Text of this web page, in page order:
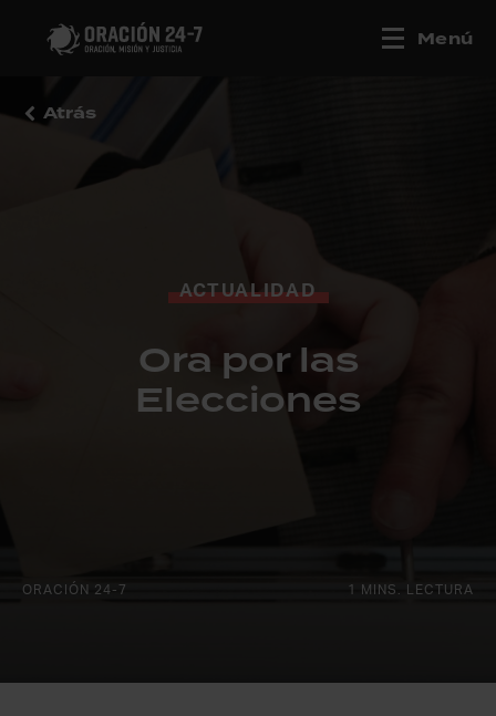
Menú
Atrás
ACTUALIDAD
Ora por las
Elecciones
ORACIÓN 24-7 1 MINS. LECTURA